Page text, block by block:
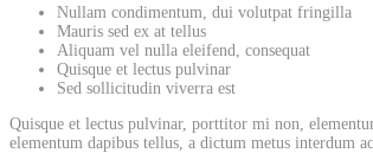
Nullam condimentum, dui volutpat fringilla
Mauris sed ex at tellus
Aliquam vel nulla eleifend, consequat
Quisque et lectus pulvinar
Sed sollicitudin viverra est
Quisque et lectus pulvinar, porttitor mi non,
elementum dapibus tellus, a dictum metus